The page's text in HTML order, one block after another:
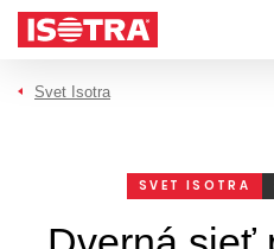
Preskočiť na obsah
Svet Isotra
SVET ISOTRA